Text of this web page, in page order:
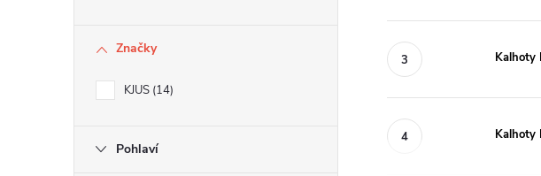
Značky
KJUS 14
Pohlaví
Kalhoty
Kalhoty